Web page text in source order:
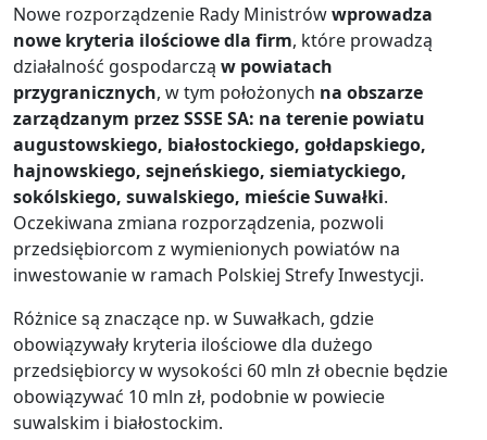
Nowe rozporządzenie Rady Ministrówwprowadza
nowe kryteria ilościowe dla firm, które prowadzą
działalność gospodarczą w powiatach
przygranicznych, w tym położonych na obszarze
zarządzanym przez SSSE SA: na terenie powiatu
augustowskiego, białostockiego, gołdapskiego,
hajnowskiego, sejneńskiego, siemiatyckiego,
sokólskiego, suwalskiego, mieście Suwałki.
Oczekiwana zmiana rozporządzenia, pozwoli
przedsiębiorcom z wymienionych powiatów na
inwestowanie w ramach Polskiej Strefy Inwestycji.
Różnice są znaczące np. w Suwałkach, gdzie
obowiązywały kryteria ilościowe dla dużego
przedsiębiorcy w wysokości 60 mln zł obecnie będzie
obowiązywać 10 mln zł, podobnie w powiecie
suwalskim i białostockim.